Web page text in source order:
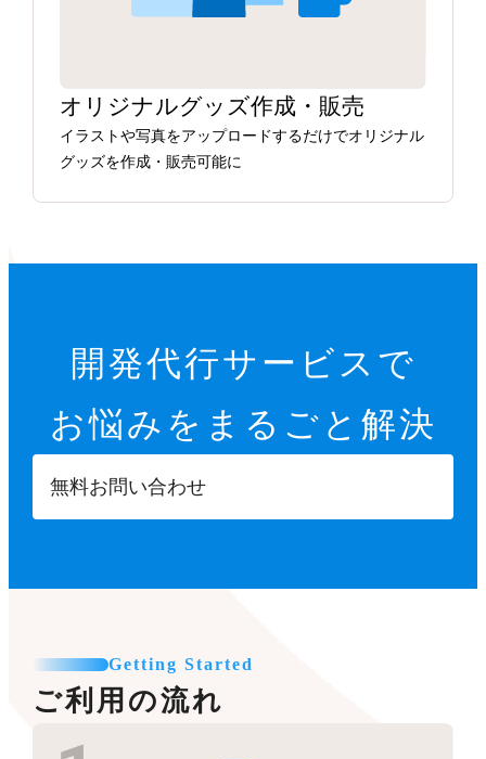
オリジナルグッズ作成・販売
イラストや写真をアップロードするだけでオリジナル
グッズを作成・販売可能に
開発代行サービスで
お悩みをまるごと解決
無料お問い合わせ
Getting Started
ご利用の流れ